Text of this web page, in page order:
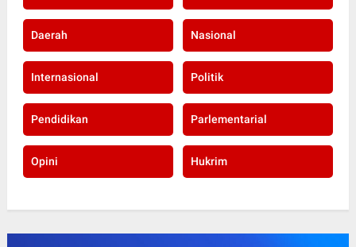
Daerah Nasional
Internasional Politik
Pendidikan Parlementarial
Opini Hukrim